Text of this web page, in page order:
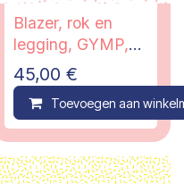
Compare
Blazer, rok en
legging, GYMP,
10 jaar
45,00 €
Toevoegen aan